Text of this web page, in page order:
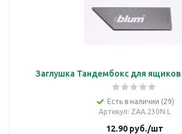
Заглушка Тандембокс для ящиков
Есть в наличии (29)
Артикул: ZAA.230N.L
12.90руб./шт